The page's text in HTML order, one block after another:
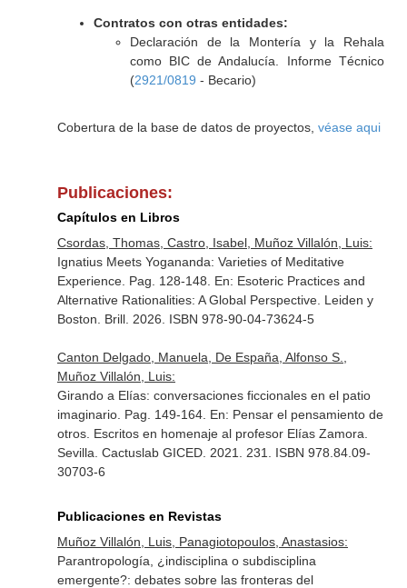
Contratos con otras entidades:
Declaración de la Montería y la Rehala
como BIC de Andalucía. Informe Técnico
(2921/0819 - Becario)
Cobertura de la base de datos de proyectos, véase aqui
Publicaciones:
Capítulos en Libros
Csordas, Thomas, Castro, Isabel, Muñoz Villalón, Luis:
Ignatius Meets Yogananda: Varieties of Meditative
Experience. Pag. 128-148. En: Esoteric Practices and
Alternative Rationalities: A Global Perspective. Leiden y
Boston. Brill. 2026. ISBN 978-90-04-73624-5
Canton Delgado, Manuela, De España, Alfonso S.,
Muñoz Villalón, Luis:
Girando a Elías: conversaciones ficcionales en el patio
imaginario. Pag. 149-164. En: Pensar el pensamiento de
otros. Escritos en homenaje al profesor Elías Zamora
Sevilla. Cactuslab GICED. 2021. 231. ISBN 978.84.09-
30703-6
Publicaciones en Revistas
Muñoz Villalón, Luis, Panagiotopoulos, Anastasios:
Parantropología, ¿indisciplina o subdisciplina
emergente?: debates sobre las fronteras del